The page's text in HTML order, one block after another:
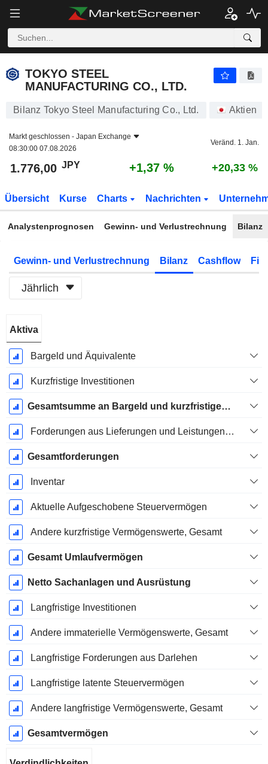
TOKYO STEEL
MANUFACTURING CO., LTD.
Bilanz Tokyo Steel Manufacturing Co., Ltd. Aktien
Markt geschlossen - Japan Exchange
08:30:00 07.08.2026
Veränd. 1. Jan.
1.776,00 JPY +1,37 % +20,33 %
Übersicht Kurse Charts Nachrichten
Analystenprognosen Gewinn- und Verlustrechnung Bilanz
Gewinn- und Verlustrechnung Bilanz Cashflow
Jährlich
Geschäftsjahres:
Aktiva
Bargeld und Äquivalente
Kurzfristige Investitionen
Gesamtsumme an Bargeld und kurzfristigen Investitionen
Forderungen aus Lieferungen und Leistungen, Gesamt
Gesamtforderungen
Inventar
Aktuelle Aufgeschobene Steuervermögen
Andere kurzfristige Vermögenswerte, Gesamt
Gesamt Umlaufvermögen
Netto Sachanlagen und Ausrüstung
Langfristige Investitionen
Andere immaterielle Vermögenswerte, Gesamt
Langfristige Forderungen aus Darlehen
Langfristige latente Steuervermögen
Andere langfristige Vermögenswerte, Gesamt
Gesamtvermögen